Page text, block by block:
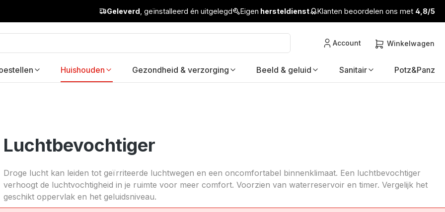
Geleverd , geïnstalleerd én uitgelegd Eigen hersteldienst Klanten beoordelen ons met 4,8/5
Account Winkelwagen
Huishouden Gezondheid & verzorging Beeld & geluid Sanitair Potz&Panz
Luchtbevochtiger
Droge lucht kan leiden tot geïrriteerde luchtwegen en een oncomfortabel binnenklimaat. Een luchtbevochtiger
verhoogt de luchtvochtigheid in je ruimte voor meer comfort. Voorzien van waterreservoir en timer. Vergelijk het
geschikt oppervlak en het geluidsniveau.